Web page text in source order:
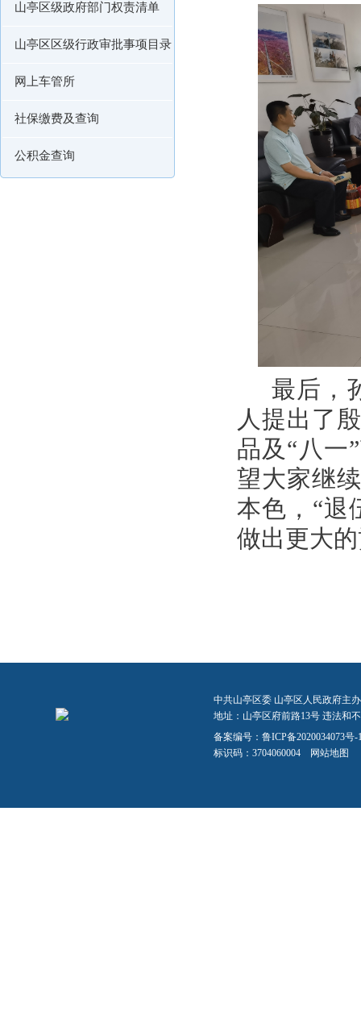
山亭区级政府部门权责清单
山亭区区级行政审批事项目录
网上车管所
社保缴费及查询
公积金查询
最后，
人提出了
品及 “八一
望大家继
本色， “退
做出更大
中共山亭区委 山亭区人民政府主
地址：山亭区府前路13号 违法和
备案编号： 鲁ICP备2020034073号-
标识码：3704060004 网站地图